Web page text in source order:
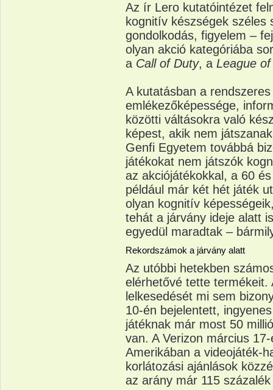
Az ír Lero kutatóintézet
kognitív készségek széles
gondolkodás, figyelem –
olyan akció kategóriába
a Call of Duty, a League
A kutatásban a
emlékezőképessége,
közötti váltásokra való
képest, akik nem
Genfi Egyetem továbbá
játékokat nem játszók
az akciójátékokkal, a 60
például már két hét játék
olyan kognitív
tehát a járvány ideje alatt
egyedül maradtak –
Rekordszámok a járvány alatt
Az utóbbi hetekben
elérhetővé tette termékeit.
lelkesedését mi sem
10-én bejelentett,
játéknak már most 50
van. A Verizon március
Amerikában a videojáték-
korlátozási ajánlások
az arány már 115